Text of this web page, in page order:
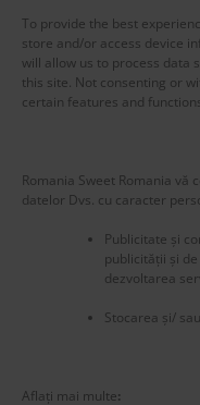
To provide the best
store and/or access device
will allow us to process data
this site. Not consenting or
certain features and
Romania Sweet Romania
datelor Dvs. cu caracter
Publicitate și
publicității și
dezvoltarea
Stocarea și/
Aflați mai multe: